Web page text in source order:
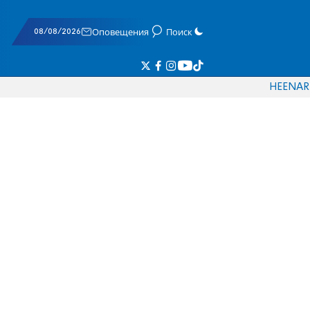
08/08/2026 Оповещения Поиск
HEENAR